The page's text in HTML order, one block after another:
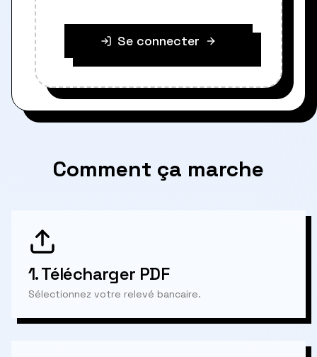
Se connecter
Comment ça marche
1.Télécharger PDF
Sélectionnez votre relevé bancaire.